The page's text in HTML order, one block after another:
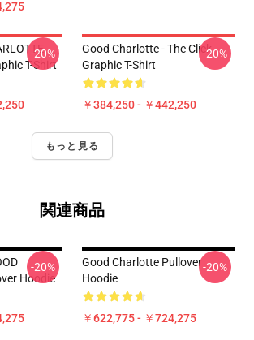
T-Shirt
-20%
Good Charlotte - The Click
Graphic T-Shirt
￥384,250 - ￥442,250
-20%
もっと見る
関連商品
Hoodie
-20%
Good Charlotte Pullover
Hoodie
￥622,775 - ￥724,275
-20%